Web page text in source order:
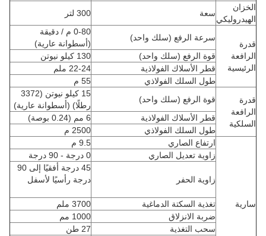
الخزان
الهيدروليكي
سعة 300 لتر
قدرة
الرافعة
الرئيسية
سرعة الرفع (سلك واحد)
0-80 م / دقيقة
(أسطوانة عارية)
قوة الرفع (سلك واحد)
130 كيلو نيوتن
قطر الأسلاك الفولاذية
22-24 ملم
طول السلك الفولاذي
55 م
قدرة
الرافعة
السلكية
قوة الرفع (سلك واحد)
15 كيلو نيوتن (3372
رطلًا) (أسطوانة عارية)
قطر الأسلاك الفولاذية
6 مم (0.24 بوصة)
طول السلك الفولاذي
2500 م
سارية
ارتفاع الصاري
9.5 م
زاوية تعديل الصاري
0 درجة - 90 درجة
زاوية الحفر
45 درجة أفقيًا إلى 90
درجة رأسيًا لأسفل
تغذية السكتة الدماغية
3700 ملم
ضربة الانزلاق
1000 مم
سحب التغذية
27 طن